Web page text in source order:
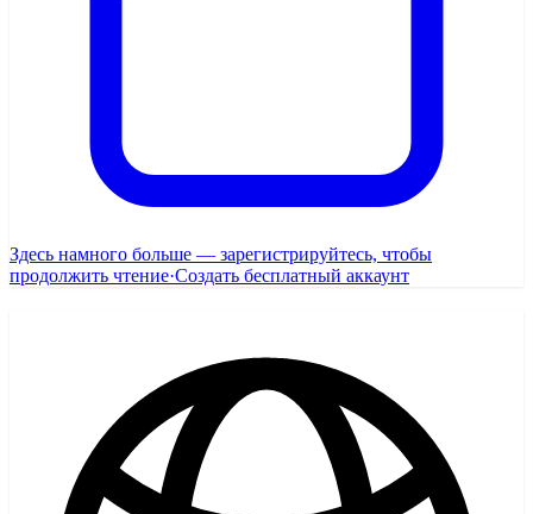
Здесь намного больше — зарегистрируйтесь, чтобы
продолжить чтение·Создать бесплатный аккаунт